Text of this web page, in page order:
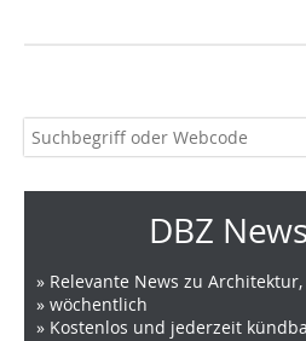
DBZ
» Relevante News zu
» wöchentlich
» Kostenlos und jederzeit